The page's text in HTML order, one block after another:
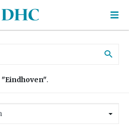
"Eindhoven".